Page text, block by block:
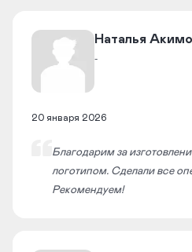
​Наталья
-
20 января 2026
Благодарим за
логотипом. Сделали все
Рекомендуем!